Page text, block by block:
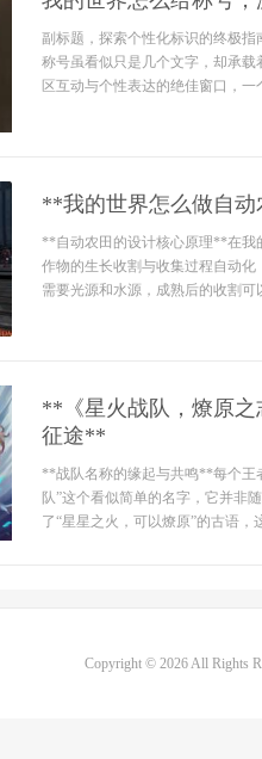
副标题，探索个性化标识的终极
称号虽看似只是几个文字，却承
区互动与个性表达的绝佳窗口，
**我的世界怎么做自
**自动农田的设计核心原理**在我
作物的生长收割与收集过程自动
需要光源和水源，成熟后的收割
**《星火战队，燎原
征途**
**战队名称的缘起与共鸣**每个王
队”这个看似简单的名字，它并非
了“星星之火，可以燎原”的古语
Copyright © 2026 All Rights